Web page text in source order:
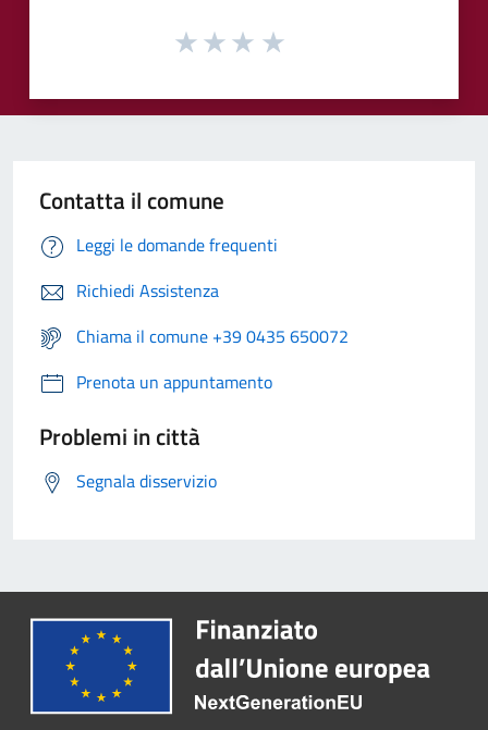
Contatta il comune
Leggi le domande frequenti
Richiedi Assistenza
Chiama il comune +39 0435 650072
Prenota un appuntamento
Problemi in città
Segnala disservizio